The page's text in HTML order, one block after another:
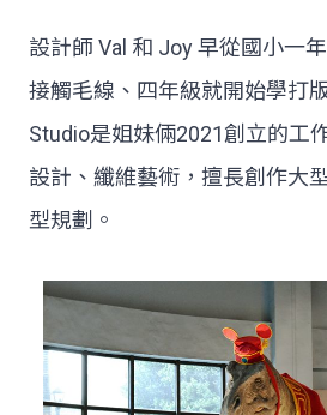
設計師 Val 和 Joy 早從國小一
接觸毛線、四年級就開始學打
Studio是姐妹倆2021創立的工
設計、纖維藝術，擅長創作大
型規劃。